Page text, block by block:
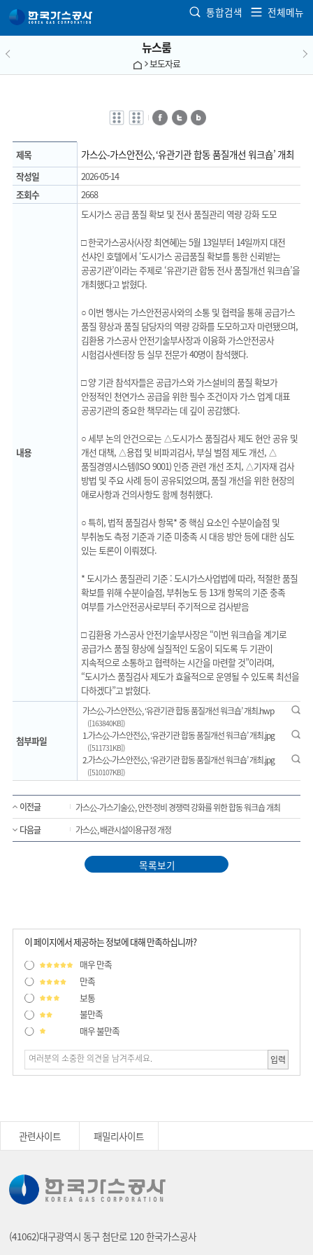
통합검색 전체메뉴
뉴스룸
보도자료
전자점자
바로보기
전자점자
다운로드
페이스북트위터블로그
제목 가스公-가스안전公, ‘유관기관 합동 품질개선 워크숍’ 개최
작성일
2026-05-14
조회수
2668
내용
도시가스 공급 품질 확보 및 전사 품질관리 역량 강화 도모
□ 한국가스공사(사장 최연혜)는 5월 13일부터 14일까지 대전
선샤인 호텔에서 ‘도시가스 공급품질 확보를 통한 신뢰받는
공공기관’이라는 주제로 ‘유관기관 합동 전사 품질개선 워크숍’을
개최했다고 밝혔다.
○ 이번 행사는 가스안전공사와의 소통 및 협력을 통해 공급가스
품질 향상과 품질 담당자의 역량 강화를 도모하고자 마련됐으며,
김환용 가스공사 안전기술부사장과 이융화 가스안전공사
시험검사센터장 등 실무 전문가 40명이 참석했다.
□ 양 기관 참석자들은 공급가스와 가스설비의 품질 확보가
안정적인 천연가스 공급을 위한 필수 조건이자 가스 업계 대표
공공기관의 중요한 책무라는 데 깊이 공감했다.
○ 세부 논의 안건으로는 △도시가스 품질검사 제도 현안 공유 및
개선 대책, △용접 및 비파괴검사, 부실 벌점 제도 개선, △
품질경영시스템(ISO 9001) 인증 관련 개선 조치, △기자재 검사
방법 및 주요 사례 등이 공유되었으며, 품질 개선을 위한 현장의
애로사항과 건의사항도 함께 청취했다.
○ 특히, 법적 품질검사 항목* 중 핵심 요소인 수분이슬점 및
부취농도 측정 기준과 기준 미충족 시 대응 방안 등에 대한 심도
있는 토론이 이뤄졌다.
* 도시가스 품질관리 기준 : 도시가스사업법에 따라, 적절한 품질
확보를 위해 수분이슬점, 부취농도 등 13개 항목의 기준 충족
여부를 가스안전공사로부터 주기적으로 검사받음
□ 김환용 가스공사 안전기술부사장은 “이번 워크숍을 계기로
공급가스 품질 향상에 실질적인 도움이 되도록 두 기관이
지속적으로 소통하고 협력하는 시간을 마련할 것”이라며,
“도시가스 품질검사 제도가 효율적으로 운영될 수 있도록 최선을
다하겠다”고 밝혔다.
첨부파일
가스公-가스안전公, ‘유관기관 합동 품질개선 워크숍’ 개최.hwp
([163840KB])
미리보기
1.가스公-가스안전公, ‘유관기관 합동 품질개선 워크숍’ 개최.jpg
([511731KB])
미리보기
2.가스公-가스안전公, ‘유관기관 합동 품질개선 워크숍’ 개최.jpg
([510107KB])
미리보기
이전글
가스公-가스기술公, 안전·정비 경쟁력 강화를 위한 합동 워크숍 개최
다음글
가스公, 배관시설이용규정 개정
목록보기
이 페이지에서 제공하는 정보에 대해 만족하십니까?
매우 만족
만족
보통
불만족
매우 불만족
입력
관련사이트 패밀리사이트
(41062)대구광역시 동구 첨단로 120 한국가스공사